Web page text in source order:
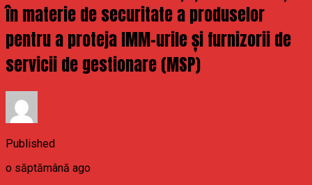
în materie de securitate a produselor
pentru a proteja IMM-urile și furnizorii de
servicii de gestionare (MSP)
Published
o săptămână ago